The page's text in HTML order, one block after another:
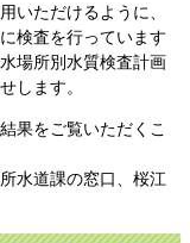
いただけるように、
検査を行っています
場所別水質検査計画
します。
果をご覧いただくこ
水道課の窓口、桜江